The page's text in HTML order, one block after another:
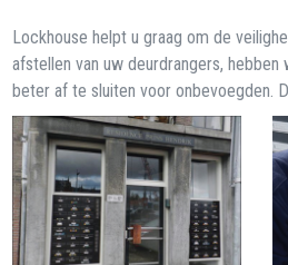
Lockhouse helpt u graag om de
afstellen van uw deurdrangers,
beter af te sluiten voor onbevoegden.